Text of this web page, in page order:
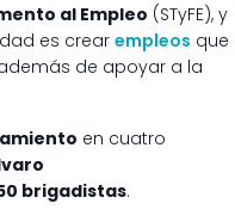
al Empleo (STyFE), y
es crear empleos que
de apoyar a la
en cuatro
brigadistas.